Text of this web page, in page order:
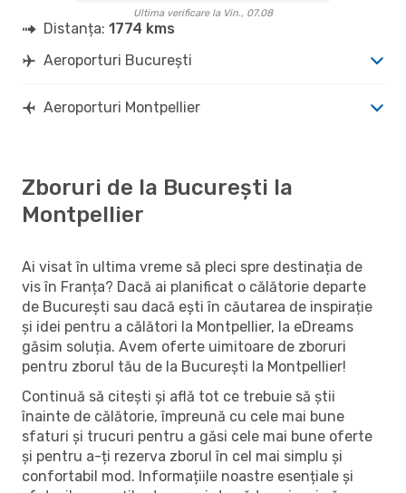
Ultima verificare la Vin., 07.08
Distanța: 1774 kms
Aeroporturi București
Aeroporturi Montpellier
Zboruri de la București la
Montpellier
Ai visat în ultima vreme să pleci spre destinația de
vis în Franța? Dacă ai planificat o călătorie departe
de București sau dacă ești în căutarea de inspirație
și idei pentru a călători la Montpellier, la eDreams
găsim soluția. Avem oferte uimitoare de zboruri
pentru zborul tău de la București la Montpellier!
Continuă să citești și află tot ce trebuie să știi
înainte de călătorie, împreună cu cele mai bune
sfaturi și trucuri pentru a găsi cele mai bune oferte
și pentru a-ți rezerva zborul în cel mai simplu și
confortabil mod. Informațiile noastre esențiale și